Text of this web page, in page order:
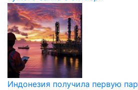
Индонезия получила первую